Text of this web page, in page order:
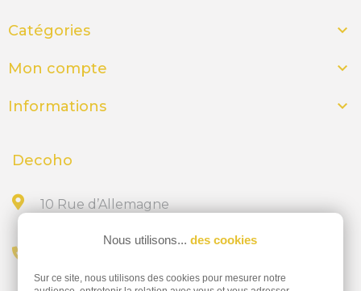
Catégories 
Mon compte 
Informations 
Decoho
10 Rue d’Allemagne
Nous utilisons... des cookies
Sur ce site, nous utilisons des cookies pour mesurer notre